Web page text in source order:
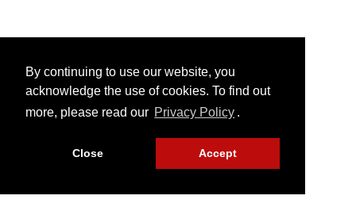
By continuing to use our website, you
acknowledge the use of cookies. To find out
more, please read our Privacy Policy .
Close Accept